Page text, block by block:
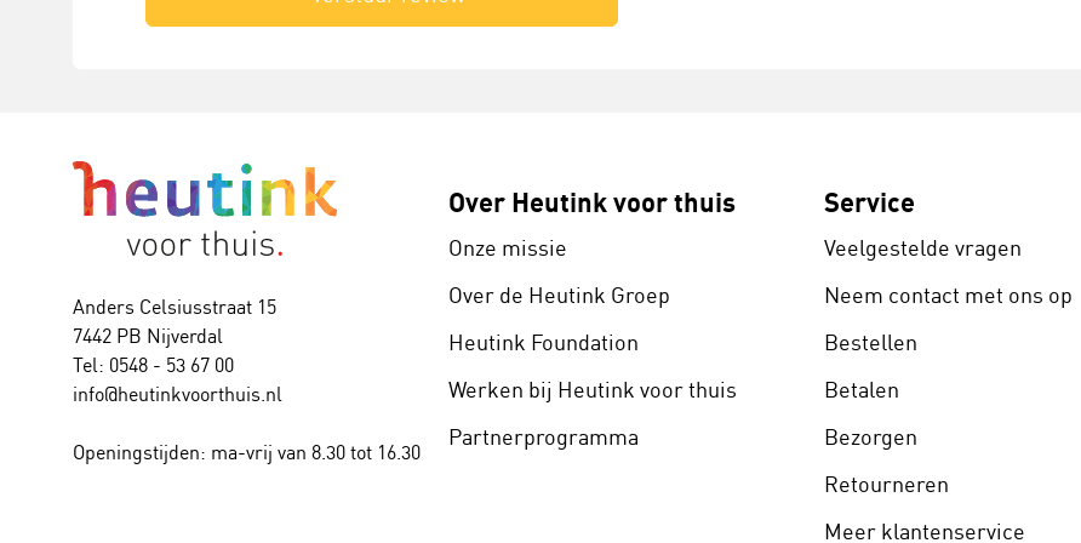
Anders Celsiusstraat 15
7442 PB Nijverdal
Tel: 0548 - 53 67 00
info@heutinkvoorthuis.nl
Openingstijden: ma-vrij van 8.30 tot 16.30
Over Heutink voor thuis
Onze missie
Over de Heutink Groep
Heutink Foundation
Werken bij Heutink voor thuis
Partnerprogramma
Service
Veelgestelde vragen
Neem contact met ons op
Bestellen
Betalen
Bezorgen
Retourneren
Meer klantenservice